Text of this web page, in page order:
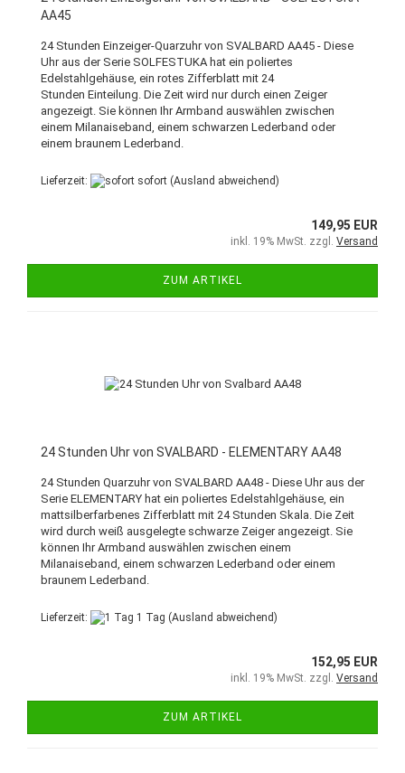
AA45
24 Stunden Einzeiger-Quarzuhr von SVALBARD AA45 - Diese
Uhr aus der Serie SOLFESTUKA hat ein poliertes
Edelstahlgehäuse, ein rotes Zifferblatt mit 24
Stunden Einteilung. Die Zeit wird nur durch einen Zeiger
angezeigt. Sie können Ihr Armband auswählen zwischen
einem Milanaiseband, einem schwarzen Lederband oder
einem braunem Lederband.
Lieferzeit: sofort (Ausland abweichend)
149,95 EUR
inkl. 19% MwSt. zzgl. Versand
ZUM ARTIKEL
24 Stunden Uhr von SVALBARD - ELEMENTARY AA48
24 Stunden Quarzuhr von SVALBARD AA48 - Diese Uhr aus der
Serie ELEMENTARY hat ein poliertes Edelstahlgehäuse, ein
mattsilberfarbenes Zifferblatt mit 24 Stunden Skala. Die Zeit
wird durch weiß ausgelegte schwarze Zeiger angezeigt. Sie
können Ihr Armband auswählen zwischen einem
Milanaiseband, einem schwarzen Lederband oder einem
braunem Lederband.
Lieferzeit: 1 Tag (Ausland abweichend)
152,95 EUR
inkl. 19% MwSt. zzgl. Versand
ZUM ARTIKEL